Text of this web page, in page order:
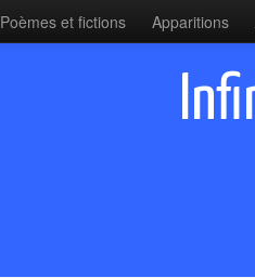
Poèmes et fictions Apparitions